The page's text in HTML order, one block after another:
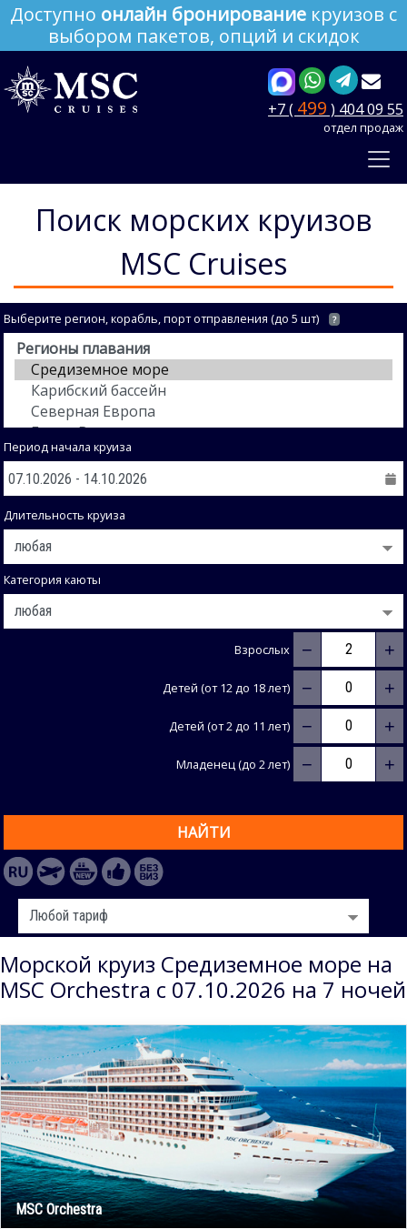
Доступно онлайн бронирование круизов с
выбором пакетов, опций и скидок
+7 ( 499 ) 404 09 55
отдел продаж
Поиск морских круизов
MSC Cruises
Выберите регион, корабль, порт отправления (до 5 шт) ?
Период начала круиза
Длительность круиза
Категория каюты
Взрослых − +
Детей (от 12 до 18 лет) − +
Детей (от 2 до 11 лет) − +
Младенец (до 2 лет) − +
НАЙТИ
Морской круиз Средиземное море на
MSC Orchestra с 07.10.2026 на 7 ночей
MSC Orchestra